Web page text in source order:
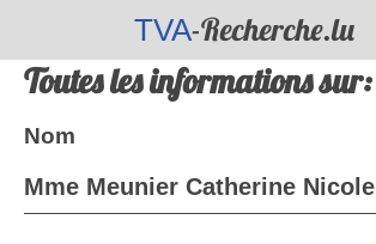
TVA-Recherche.lu
Toutes les informations sur:
Nom
Mme Meunier Catherine Nicole